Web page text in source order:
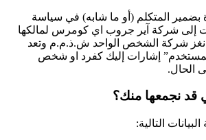
بضمير المتكلم (أو ما شابه) في سياسة
إلى شركة آير جروب اي كومرس لمالكها
شركة الشخص الواحد ش.ذ.م.م وتعد
إشارات إليك كفرد او شخص
الحال.
قد نجمعها منك؟
التالية: